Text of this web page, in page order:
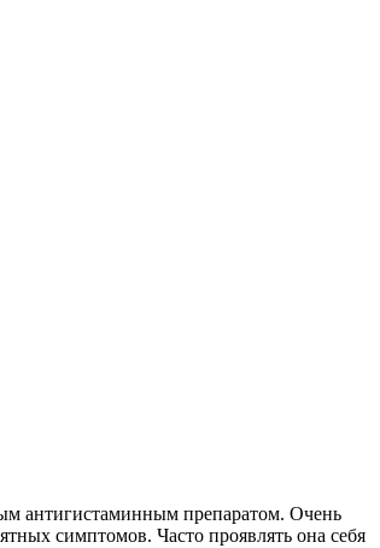
антигистаминным препаратом. Очень
симптомов. Часто проявлять она себя